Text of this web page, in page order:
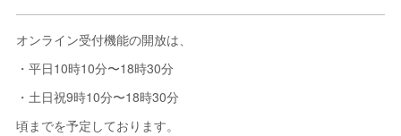
オンライン受付機能の開放は、
・平日10時10分〜18時30分
・土日祝9時10分〜18時30分
頃までを予定しております。